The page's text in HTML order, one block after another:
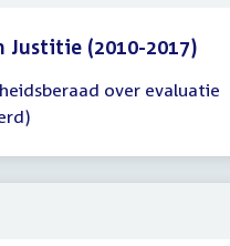
Justitie (2010-2017)
over evaluatie